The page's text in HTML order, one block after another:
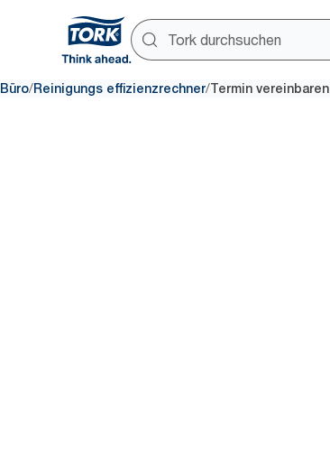
Büro/Reinigungs effizienzrechner/Termin vereinbaren